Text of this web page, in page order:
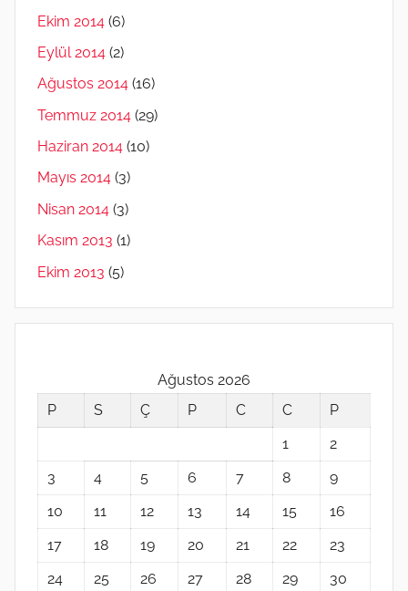
Ekim 2014 (6)
Eylül 2014 (2)
Ağustos 2014 (16)
Temmuz 2014 (29)
Haziran 2014 (10)
Mayıs 2014 (3)
Nisan 2014 (3)
Kasım 2013 (1)
Ekim 2013 (5)
Ağustos 2026
P
S Ç P C C
P
1
2
3
4 5 6 7 8
9
10
11 12 13 14 15
16
17
18 19 20 21 22
23
24
25 26 27 28 29
30